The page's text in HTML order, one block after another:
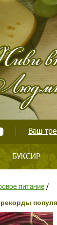
Ваш
БУКСИР
питание/